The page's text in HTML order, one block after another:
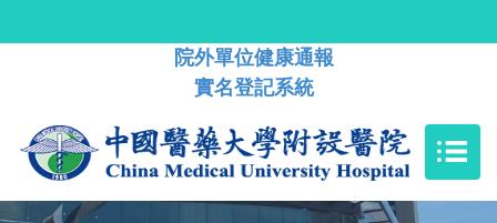
院外單位健康通報
實名登記系統